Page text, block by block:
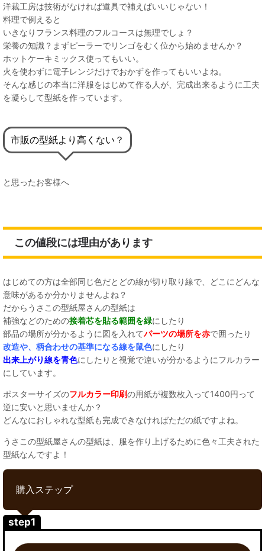
洋裁工房は技術がなければ道具で補えばいいじゃない！
料理で例えると
いきなりフランス料理のフルコースは無理でしょ？
栄養の知識？まずピーラーでリンゴをむく位から始めませんか？
ホットケーキミックス使ってもいい。
火を使わずに電子レンジだけでおかずを作ってもいいよね。
そんな感じの本当に洋服をはじめて作る人が、完成出来るように工夫
を凝らして型紙を作っています。
市販の型紙より高くない？
と思ったお客様へ
この値段には理由があります
はじめての方は全部同じ色だとどの線が切り取り線で、どこにどんな
意味があるか分かりませんよね？
だからうさこの型紙屋さんの型紙は
補強などのための接着芯を貼る範囲を緑にしたり
部品の場所が分かるように図を入れてパーツの場所を赤で囲ったり
改造や、柄合わせの基準になる線を鼠色にしたり
出来上がり線を青色にしたりと視覚で違いが分かるようにフルカラー
にしています。
ポスターサイズのフルカラー印刷の用紙が複数枚入って1400円って
逆に安いと思いませんか？
どんなにおしゃれな型紙も完成できなければただの紙ですよね。
うさこの型紙屋さんの型紙は、服を作り上げるために色々工夫された
型紙なんですよ！
購入ステップ
step1